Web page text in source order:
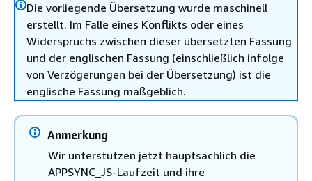
Die vorliegende Übersetzung wurde maschinell
erstellt. Im Falle eines Konflikts oder eines
Widerspruchs zwischen dieser übersetzten Fassung
und der englischen Fassung (einschließlich infolge
von Verzögerungen bei der Übersetzung) ist die
englische Fassung maßgeblich.
Anmerkung
Wir unterstützen jetzt hauptsächlich die
APPSYNC_JS-Laufzeit und ihre